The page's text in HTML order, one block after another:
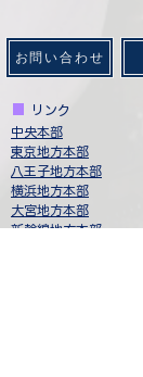
お問い合わせ
リンク
中央本部
​東京地方本部​
八王子地方本部
​横浜地方本部
​大宮地方本部
新幹線地方本部